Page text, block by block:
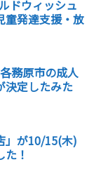
ドウィッシュ
童発達支援・放
務原市の成人
決定したみた
」が10/15(木)
！